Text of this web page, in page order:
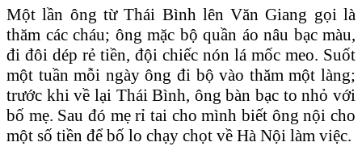
Một lần ông từ Thái Bình lên Văn Giang gọi là
thăm các cháu; ông mặc bộ quần áo nâu bạc màu,
đi đôi dép rẻ tiền, đội chiếc nón lá mốc meo. Suốt
một tuần mỗi ngày ông đi bộ vào thăm một làng;
trước khi về lại Thái Bình, ông bàn bạc to nhỏ với
bố mẹ. Sau đó mẹ rỉ tai cho mình biết ông nội cho
một số tiền để bố lo chạy chọt về Hà Nội làm việc.